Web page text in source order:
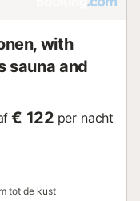
with
sauna and
€ 122 per nacht
tot de kust